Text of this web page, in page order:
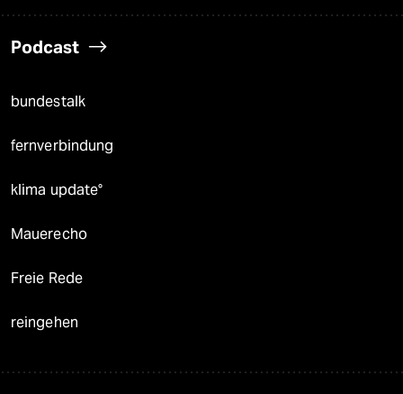
Podcast
bundestalk
fernverbindung
klima update°
Mauerecho
Freie Rede
reingehen